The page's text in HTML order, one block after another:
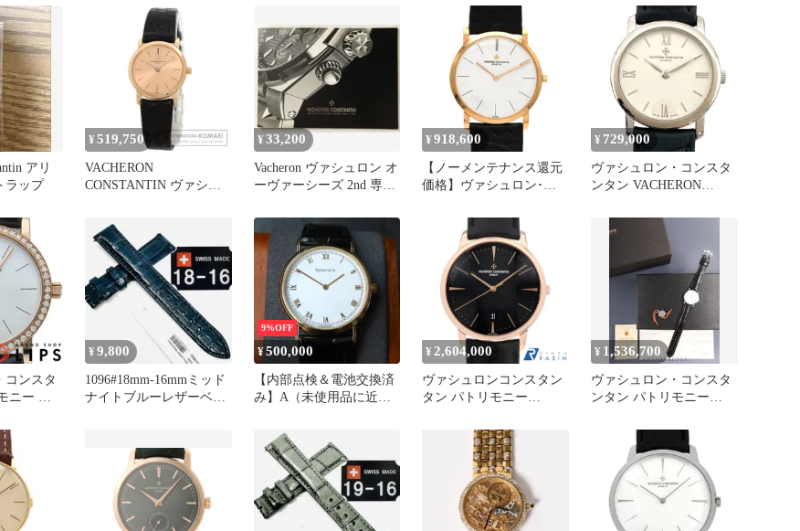
パトリモ
腕時計
レザー
ト レデ
ニー 25162 腕時計 WG レ
ザー クォーツ シルバー
レディース 【中古】
み ブランド
アリ
ップ
¥ 519,750
VACHERON
CONSTANTIN ヴァシュ
27093/1 パトリモニー 腕
時計 K18PG 革 レディー
ス [中古]
¥33,200
Vacheron ヴァシュロン オ
ーヴァーシーズ 2nd 専用
¥ 918,600
【ノーメンテナンス還元
価格】ヴァシュロン･コ
ーエクストラフラット
PG 33092/000 PG･RG 手
¥ 729,000
ヴァシュロン・コンスタ
ンタン VACHERON
ニー 25162/000G シルバ
ー K18WG クオーツ レデ
ィース 腕時計
コンスタ
ニー エ
ベゼル
¥9,800
1096#18mm-16mmミッド
ナイトブルーレザーベル
9%OFF
¥500,000
【内部点検＆電池交換済
み】A（未使用品に近
ック M0530 K18 YG PG
WG クォーツ メンズ レ
ディース
¥ 2,604,000
ヴァシュロンコンスタン
タン パトリモニー
¥ 1,536,700
ヴァシュロン・コンスタ
ンタン パトリモニー
Cal.1003/1 750WG 革 純正
ピンバックル（750WG）
ホワイト文字盤 箱 冊子
保証書（2009年） ジュネ
ーブシール原産地証明書
タグ オーバーホール済み